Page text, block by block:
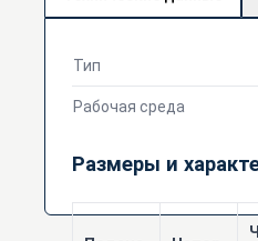
Тип
Рабочая среда
Размеры и